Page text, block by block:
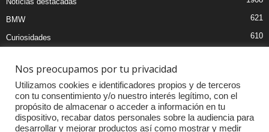
BMW 621
Curiosidades 610
Audi
MOTOS
Competiciones
Mercedes
Nos preocupamos por tu privacidad
Utilizamos cookies e identificadores propios y de terceros
con tu consentimiento y/o nuestro interés legítimo, con el
propósito de almacenar o acceder a información en tu
dispositivo, recabar datos personales sobre la audiencia para
desarrollar y mejorar productos así como mostrar y medir